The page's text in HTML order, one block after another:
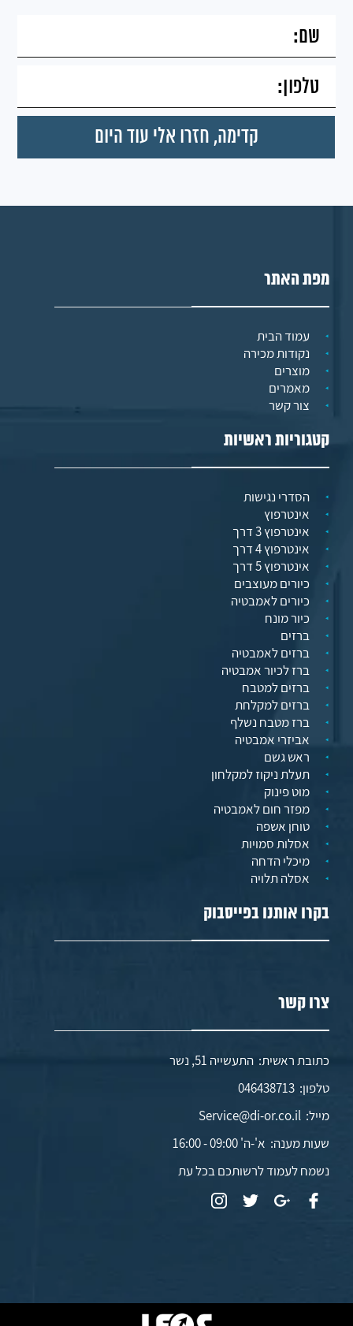
מפת האתר
עמוד הבית
נקודות מכירה
מוצרים
מאמרים
צור קשר
קטגוריות ראשיות
הסדרי נגישות
אינטרפוץ
אינטרפוץ 3 דרך
אינטרפוץ 4 דרך
אינטרפוץ 5 דרך
כיורים מעוצבים
כיורים לאמבטיה
כיור מונח
ברזים
ברזים לאמבטיה
ברז לכיור אמבטיה
ברזים למטבח
ברזים למקלחת
ברז מטבח נשלף
אביזרי אמבטיה
ראש גשם
תעלת ניקוז למקלחון
מוט פינוק
מפזר חום לאמבטיה
טוחן אשפה
אסלות סמויות
מיכלי הדחה
אסלה תלויה
בקרו אותנו בפייסבוק
צרו קשר
כתובת ראשית: התעשייה 51, נשר
טלפון:046438713
מייל:Service@di-or.co.il
שעות מענה: א'-ה' 09:00 - 16:00
נשמח לעמוד לרשותכם בכל עת